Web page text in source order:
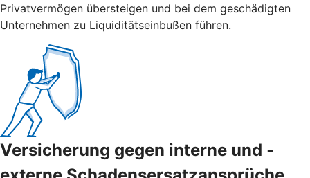
Privatvermögen übersteigen und bei dem geschädigten
Unternehmen zu Liquiditätseinbußen führen.
Versicherung gegen interne und ­